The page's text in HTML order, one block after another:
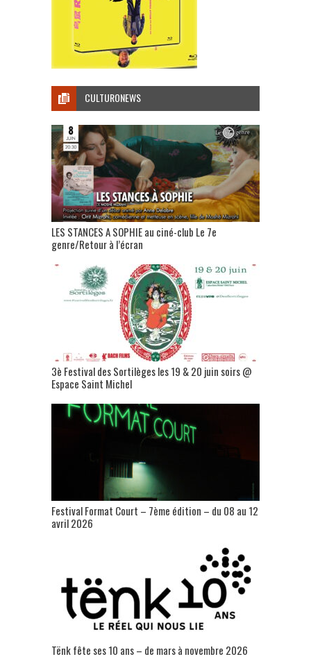
CULTURONEWS
LES STANCES A SOPHIE au ciné-club Le 7e
genre/Retour à l’écran
3è Festival des Sortilèges les 19 & 20 juin soirs @
Espace Saint Michel
Festival Format Court – 7ème édition – du 08 au 12
avril 2026
Tënk fête ses 10 ans – de mars à novembre 2026